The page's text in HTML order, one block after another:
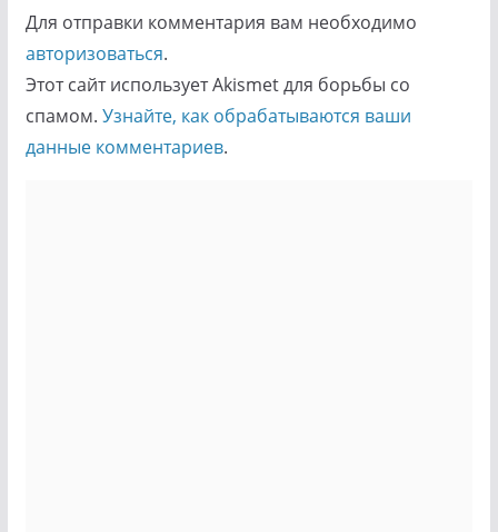
Для отправки комментария вам необходимо
авторизоваться.
Этот сайт использует Akismet для борьбы со
спамом. Узнайте, как обрабатываются ваши
данные комментариев.